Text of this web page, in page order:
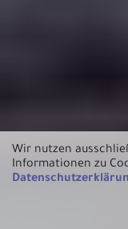
Wir nutzen
Informationen zu